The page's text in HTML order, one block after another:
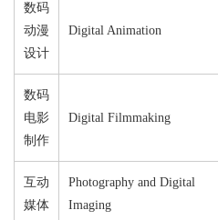
数码
动漫
设计
Digital Animation
数码
电影
制作
Digital Filmmaking
互动
媒体
Photography and Digital
Imaging